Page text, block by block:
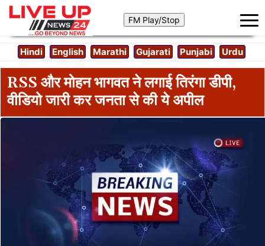
Hindi English Marathi Gujarati Punjabi Urdu
RSS और मोहन भागवत ने लगाई तिरंगा डीपी,
वीडियो जारी कर जनता से की ये अपील